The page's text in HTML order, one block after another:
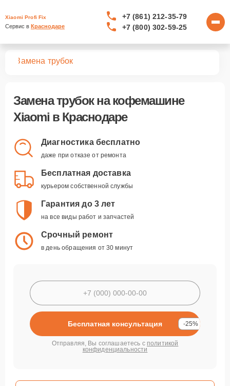
Xiaomi Profi Fix
Сервис в Краснодаре
+7 (861) 212-35-79
+7 (800) 302-59-25
Замена трубок
Замена трубокна кофемашине
Xiaomi в Краснодаре
Диагностика бесплатно
даже при отказе от ремонта
Бесплатная доставка
курьером собственной службы
Гарантия до 3 лет
на все виды работ и запчастей
Срочный ремонт
в день обращения от 30 минут
Бесплатная консультация -25%
Отправляя, Вы соглашаетесь с политикой
конфиденциальности